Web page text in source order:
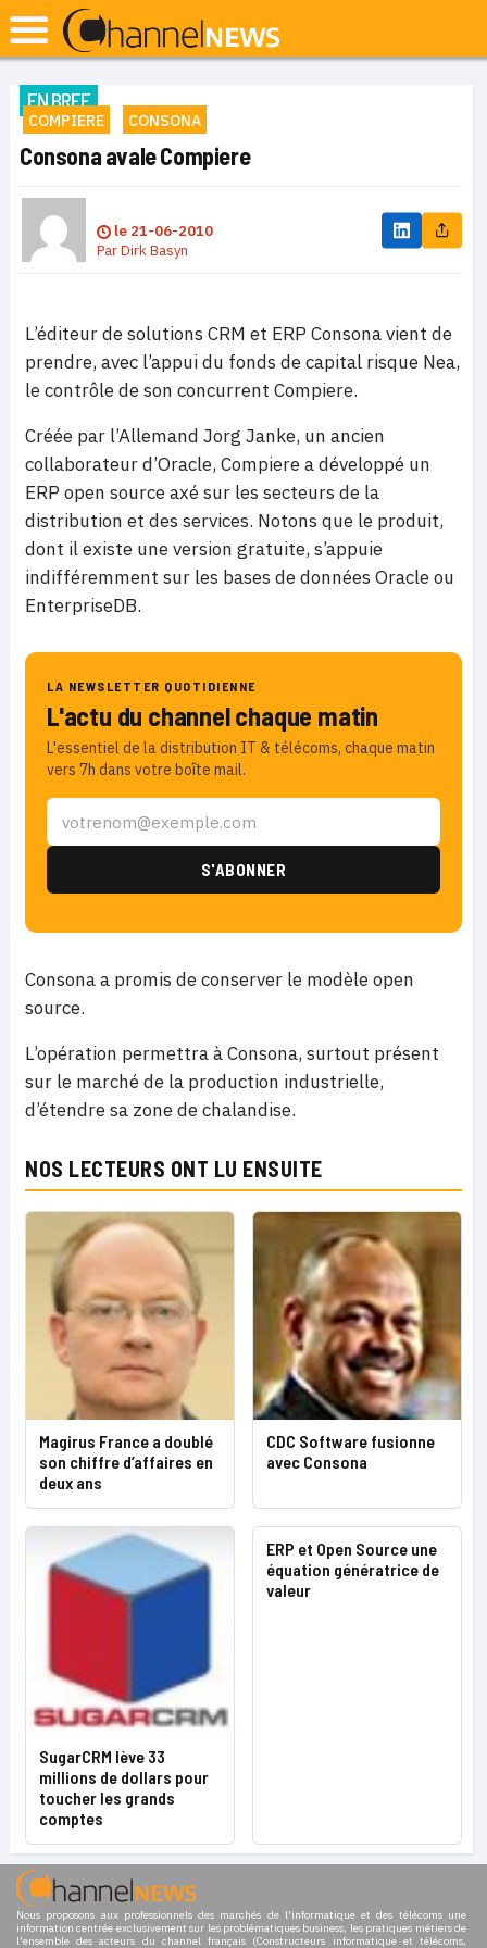
EN BREF
COMPIERE CONSONA
Consona avale Compiere
le 21-06-2010
ParDirk Basyn
L’éditeur de solutions CRM et ERP Consona vient de
prendre, avec l’appui du fonds de capital risque Nea,
le contrôle de son concurrent Compiere.
Créée par l’Allemand Jorg Janke, un ancien
collaborateur d’Oracle, Compiere a développé un
ERP open source axé sur les secteurs de la
distribution et des services. Notons que le produit,
dont il existe une version gratuite, s’appuie
indifféremment sur les bases de données Oracle ou
EnterpriseDB.
LA NEWSLETTER QUOTIDIENNE
L'actu du channel chaque matin
L'essentiel de la distribution IT & télécoms, chaque matin
vers 7h dans votre boîte mail.
Consona a promis de conserver le modèle open
source.
L’opération permettra à Consona, surtout présent
sur le marché de la production industrielle,
d’étendre sa zone de chalandise.
NOS LECTEURS ONT LU ENSUITE
Magirus France a doublé
son chiffre d’affaires en
deux ans
CDC Software fusionne
avec Consona
SugarCRM lève 33
millions de dollars pour
toucher les grands
comptes
ERP et Open Source une
équation génératrice de
valeur
Nous proposons aux professionnels des marchés de l'informatique et des télécoms une
information centrée exclusivement sur les problématiques business, les pratiques métiers de
l'ensemble des acteurs du channel français (Constructeurs informatique et télécoms,